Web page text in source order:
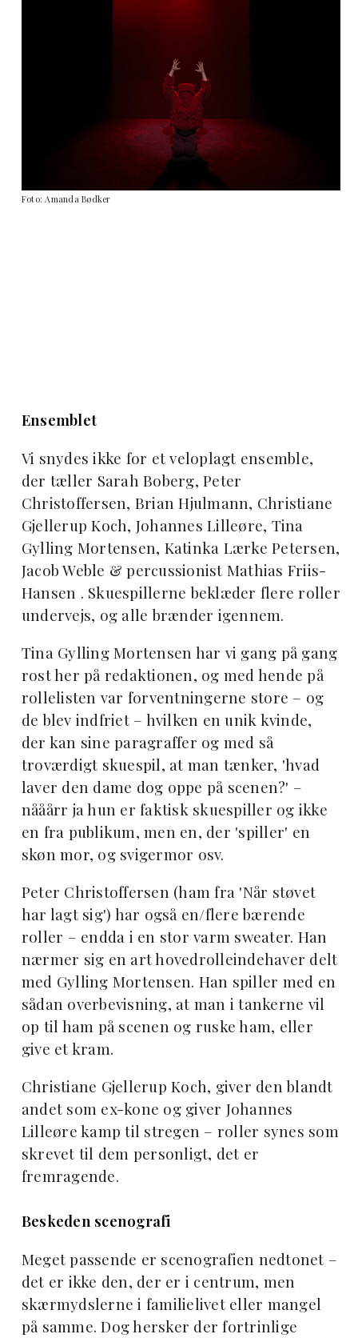
Foto: Amanda Bødker
Ensemblet
Vi snydes ikke for et veloplagt ensemble,
der tæller Sarah Boberg, Peter
Christoffersen, Brian Hjulmann, Christiane
Gjellerup Koch, Johannes Lilleøre, Tina
Gylling Mortensen, Katinka Lærke Petersen,
Jacob Weble & percussionist Mathias Friis-
Hansen . Skuespillerne beklæder flere roller
undervejs, og alle brænder igennem.
Tina Gylling Mortensen har vi gang på gang
rost her på redaktionen, og med hende på
rollelisten var forventningerne store – og
de blev indfriet – hvilken en unik kvinde,
der kan sine paragraffer og med så
troværdigt skuespil, at man tænker, 'hvad
laver den dame dog oppe på scenen?' –
nååårr ja hun er faktisk skuespiller og ikke
en fra publikum, men en, der 'spiller' en
skøn mor, og svigermor osv.
Peter Christoffersen (ham fra 'Når støvet
har lagt sig') har også en/flere bærende
roller – endda i en stor varm sweater. Han
nærmer sig en art hovedrolleindehaver delt
med Gylling Mortensen. Han spiller med en
sådan overbevisning, at man i tankerne vil
op til ham på scenen og ruske ham, eller
give et kram.
Christiane Gjellerup Koch, giver den blandt
andet som ex-kone og giver Johannes
Lilleøre kamp til stregen – roller synes som
skrevet til dem personligt, det er
fremragende.
Beskeden scenografi
Meget passende er scenografien nedtonet –
det er ikke den, der er i centrum, men
skærmydslerne i familielivet eller mangel
på samme. Dog hersker der fortrinlige